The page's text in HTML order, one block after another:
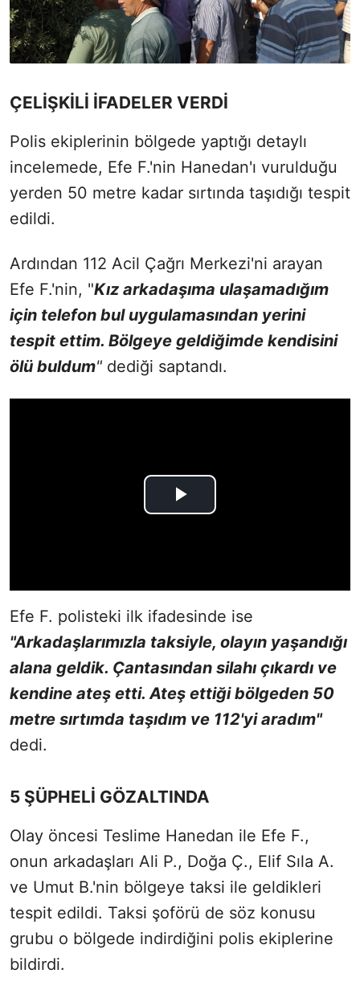
ÇELİŞKİLİ İFADELER VERDİ
Polis ekiplerinin bölgede yaptığı detaylı
incelemede, Efe F.'nin Hanedan'ı vurulduğu
yerden 50 metre kadar sırtında taşıdığı tespit
edildi.
Ardından 112 Acil Çağrı Merkezi'ni arayan
Efe F.'nin, "Kız arkadaşıma ulaşamadığım
için telefon bul uygulamasından yerini
tespit ettim. Bölgeye geldiğimde kendisini
ölü buldum" dediği saptandı.
Efe F. polisteki ilk ifadesinde ise
"Arkadaşlarımızla taksiyle, olayın yaşandığı
alana geldik. Çantasından silahı çıkardı ve
kendine ateş etti. Ateş ettiği bölgeden 50
metre sırtımda taşıdım ve 112'yi aradım"
dedi.
5 ŞÜPHELİ GÖZALTINDA
Olay öncesi Teslime Hanedan ile Efe F.,
onun arkadaşları Ali P., Doğa Ç., Elif Sıla A.
ve Umut B.'nin bölgeye taksi ile geldikleri
tespit edildi. Taksi şoförü de söz konusu
grubu o bölgede indirdiğini polis ekiplerine
bildirdi.